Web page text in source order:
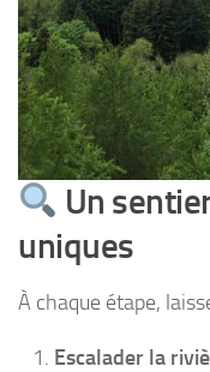
Un
uniques
À chaque étape,
Escalader la